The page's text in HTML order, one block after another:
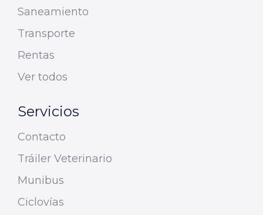
Saneamiento
Transporte
Rentas
Ver todos
Servicios
Contacto
Tráiler Veterinario
Munibus
Ciclovías